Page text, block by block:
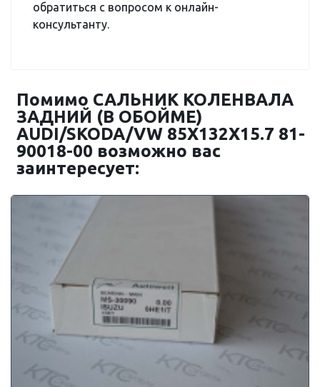
обратиться с вопросом к онлайн-
консультанту.
Помимо САЛЬНИК КОЛЕНВАЛА
ЗАДНИЙ (В ОБОЙМЕ)
AUDI/SKODA/VW 85X132X15.7 81-
90018-00 возможно вас
заинтересует: